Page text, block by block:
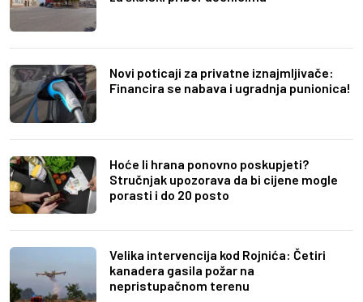
Novi poticaji za privatne iznajmljivače:
Financira se nabava i ugradnja punionica!
Hoće li hrana ponovno poskupjeti?
Stručnjak upozorava da bi cijene mogle
porasti i do 20 posto
Velika intervencija kod Rojnića: Četiri
kanadera gasila požar na
nepristupačnom terenu